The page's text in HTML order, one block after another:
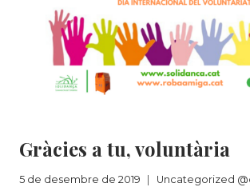
Gràcies a tu, voluntària
5 de desembre de 2019 Uncategorized